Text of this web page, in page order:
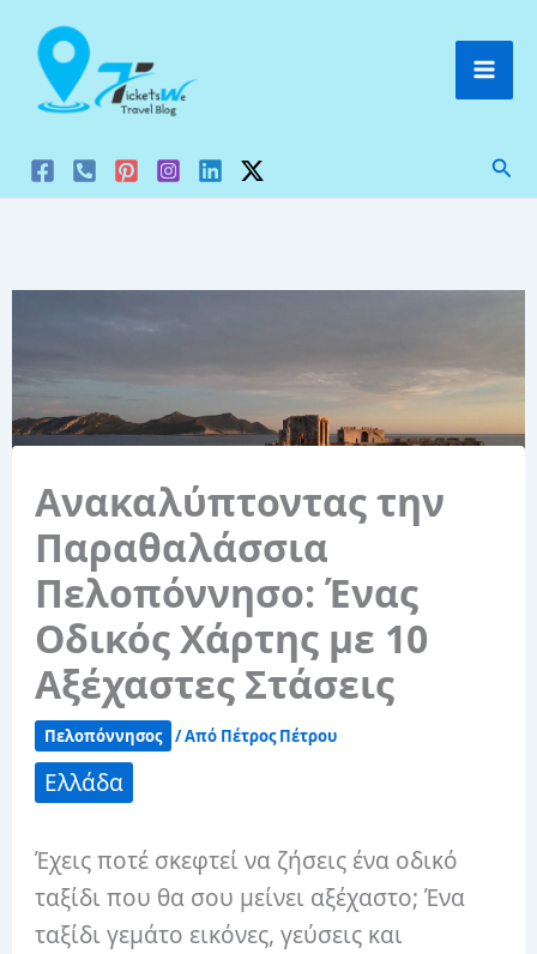
στο
περιεχόμενο
Ανακαλύπτοντας την
Παραθαλάσσια
Πελοπόννησο: Ένας
Οδικός Χάρτης με 10
Αξέχαστες Στάσεις
Πελοπόννησος / Από Πέτρος Πέτρου
Ελλάδα
Έχεις ποτέ σκεφτεί να ζήσεις ένα οδικό
ταξίδι που θα σου μείνει αξέχαστο; Ένα
ταξίδι γεμάτο εικόνες, γεύσεις και